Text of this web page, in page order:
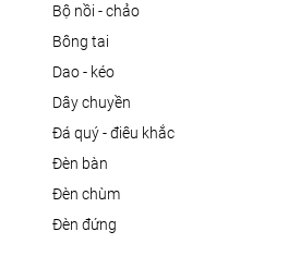
bộ nồi - chảo
bông tai
dao - kéo
dây chuyền
đá quý - điêu khắc
đèn bàn
đèn chùm
đèn đứng